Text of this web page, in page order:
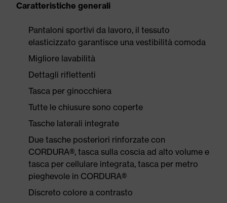
Caratteristiche generali
Pantaloni sportivi da lavoro, il tessuto
elasticizzato garantisce una vestibilità comoda
Migliore lavabilità
Dettagli riflettenti
Tasca per ginocchiera
Tutte le chiusure sono coperte
Tasche laterali integrate
Due tasche posteriori rinforzate con
CORDURA®, tasca sulla coscia ad alto volume e
tasca per cellulare integrata, tasca per metro
pieghevole in CORDURA®
Discreto colore a contrasto